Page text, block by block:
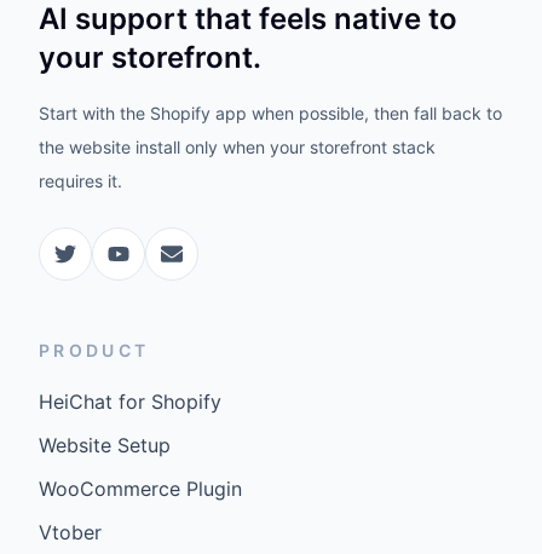
AI support that feels native to
your storefront.
Start with the Shopify app when possible, then fall back to
the website install only when your storefront stack
requires it.
PRODUCT
HeiChat for Shopify
Website Setup
WooCommerce Plugin
Vtober